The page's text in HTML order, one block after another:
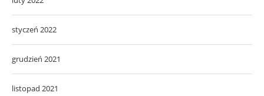
styczeń 2022
grudzień 2021
listopad 2021